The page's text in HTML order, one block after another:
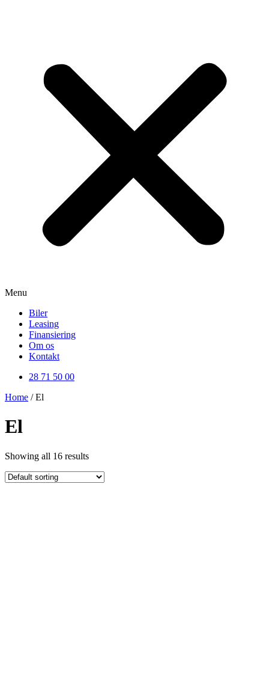
Menu
Biler
Leasing
Finansiering
Om os
Kontakt
28 71 50 00
Home / El
El
Showing all 16 results